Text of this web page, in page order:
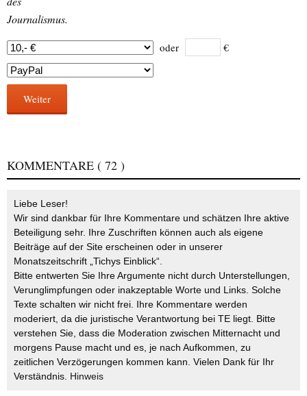
Journalismus.
oder €
Weiter
KOMMENTARE ( 72 )
Liebe Leser!
Wir sind dankbar für Ihre Kommentare und schätzen Ihre aktive
Beteiligung sehr. Ihre Zuschriften können auch als eigene
Beiträge auf der Site erscheinen oder in unserer
Monatszeitschrift „Tichys Einblick“.
Bitte entwerten Sie Ihre Argumente nicht durch Unterstellungen,
Verunglimpfungen oder inakzeptable Worte und Links. Solche
Texte schalten wir nicht frei. Ihre Kommentare werden
moderiert, da die juristische Verantwortung bei TE liegt. Bitte
verstehen Sie, dass die Moderation zwischen Mitternacht und
morgens Pause macht und es, je nach Aufkommen, zu
zeitlichen Verzögerungen kommen kann. Vielen Dank für Ihr
Verständnis. Hinweis